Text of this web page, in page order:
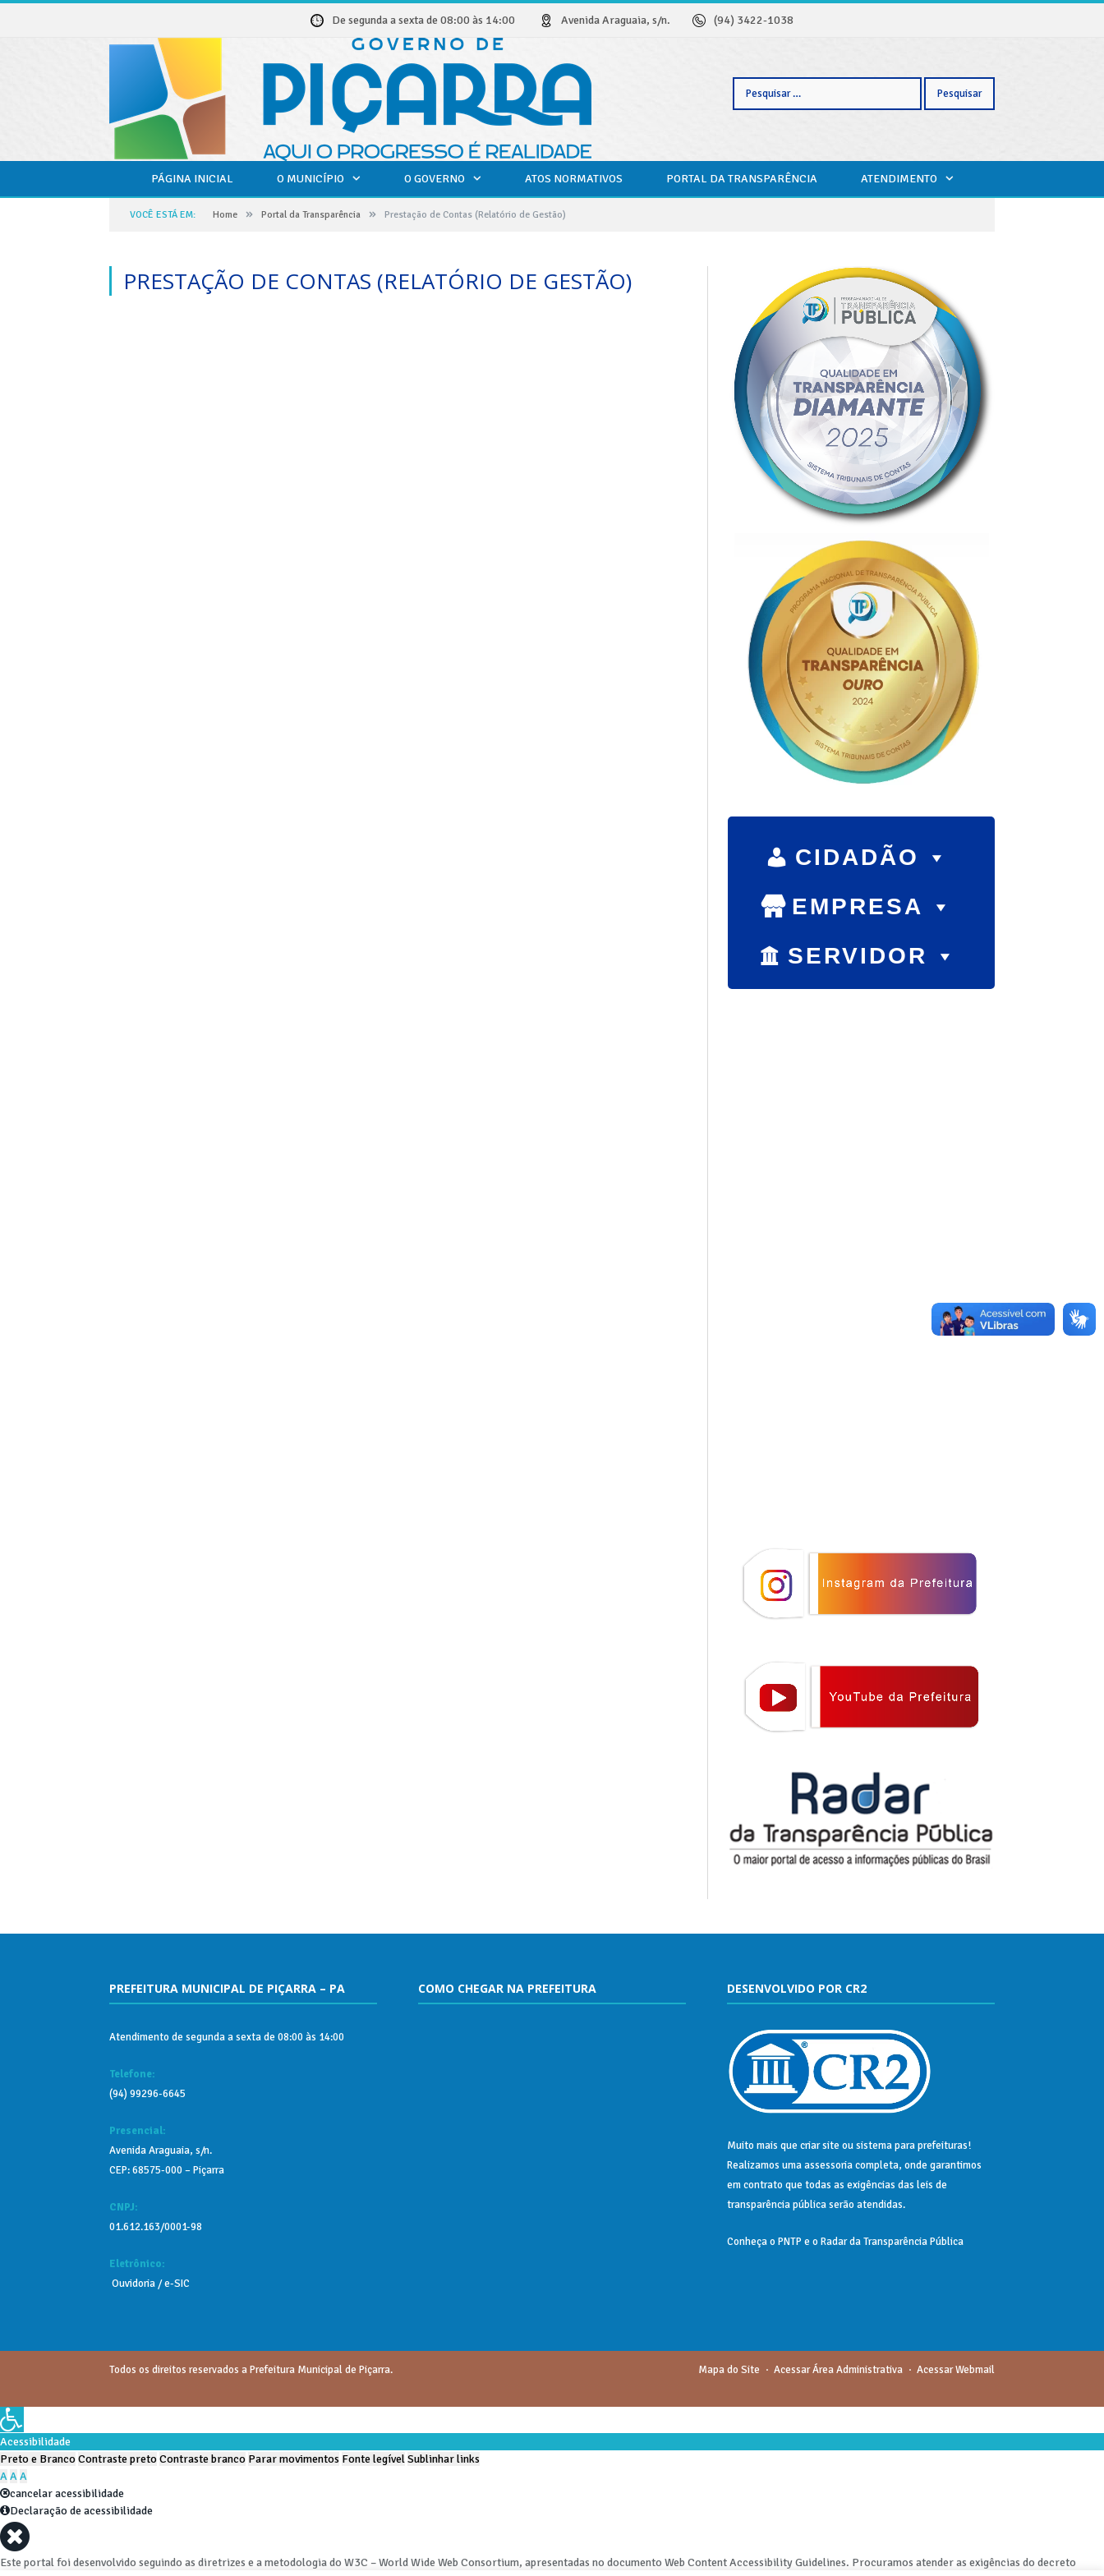
De segunda a sexta de 08:00 às 14:00 Avenida Araguaia, s/n. (94) 3422-1038
Pesquisar
PÁGINA INICIAL O MUNICÍPIO O GOVERNO ATOS NORMATIVOS PORTAL DA TRANSPARÊNCIA ATENDIMENTO
VOCÊ ESTÁ EM: Home » Portal da Transparência » Prestação de Contas (Relatório de Gestão)
PRESTAÇÃO DE CONTAS (RELATÓRIO DE GESTÃO)
CIDADÃO
EMPRESA
SERVIDOR
PREFEITURA MUNICIPAL DE PIÇARRA – PA
Atendimento de segunda a sexta de 08:00 às 14:00
Telefone:
(94) 99296-6645
Presencial:
Avenida Araguaia, s/n.
CEP: 68575-000 – Piçarra
CNPJ:
01.612.163/0001-98
Eletrônico:
Ouvidoria / e-SIC
COMO CHEGAR NA PREFEITURA DESENVOLVIDO POR CR2
Muito mais que criar site ousistema para prefeituras!
Realizamos umaassessoriacompleta, onde garantimos
em contrato que todas as exigências das leis de
transparência públicaserão atendidas.
Conheça o PNTP e o Radar da Transparência Pública
Todos os direitos reservados a Prefeitura Municipal de Piçarra. Mapa do Site Acessar Área Administrativa Acessar Webmail
Acessibilidade
Preto e BrancoContraste pretoContraste branco Parar movimentos Fonte legívelSublinhar links
AAA
cancelar acessibilidade
Declaração de acessibilidade
Este portal foi desenvolvido seguindo as diretrizes e a metodologia do W3C – World Wide Web Consortium, apresentadas no documento Web Content Accessibility Guidelines. Procuramos atender as exigências do decreto